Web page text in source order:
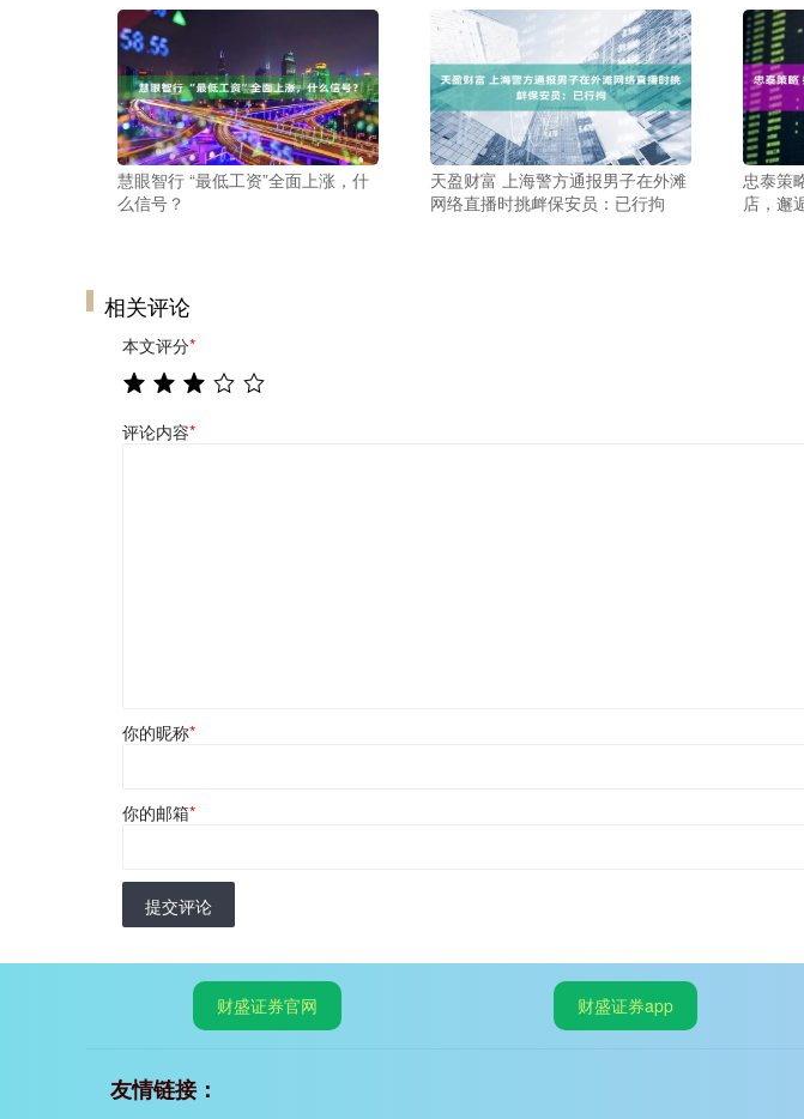
慧眼智行 “最低工资”全面上涨，什
么信号？
天盈财富 上海警方通报男子在外滩
网络直播时挑衅保安员：已行拘
忠泰策
店，邂
相关评论
本文评分*
评论内容*
你的昵称*
你的邮箱*
提交评论
财盛证券官网 财盛证券app
友情链接：